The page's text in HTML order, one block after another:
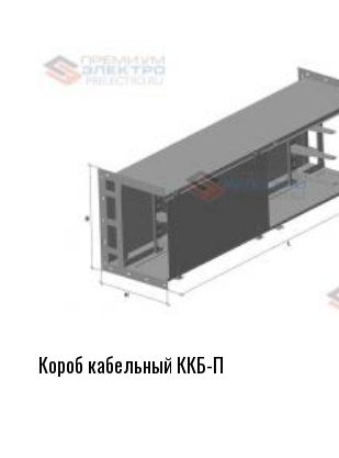
Короб кабельный ККБ-П